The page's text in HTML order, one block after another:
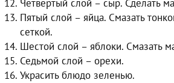
Четвертый слой – сыр. Сделать
Пятый слой – яйца. Смазать
сеткой.
Шестой слой – яблоки. Смазать
Седьмой слой – орехи.
Украсить блюдо зеленью.